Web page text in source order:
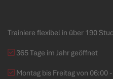
Trainiere flexibel in über 190
365 Tage im Jahr geöffnet
Montag bis Freitag von 06:00